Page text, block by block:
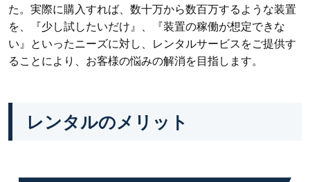
た。実際に購入すれば、数十万から数百万するような装置
を、『少し試したいだけ』、『装置の稼働が想定できな
い』といったニーズに対し、レンタルサービスをご提供す
ることにより、お客様の悩みの解消を目指します。
レンタルのメリット